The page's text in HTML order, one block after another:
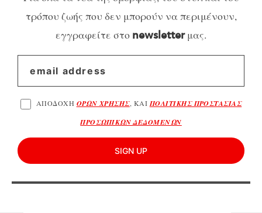
τρόπου ζωής που δεν μπορούν να περιμένουν,
εγγραφείτε στο newsletterμας.
ΑΠΟΔΟΧΗ ΟΡΩΝ ΧΡΗΣΗΣ, ΚΑΙ ΠΟΛΙΤΙΚΗΣ ΠΡΟΣΤΑΣΙΑΣ
ΠΡΟΣΩΠΙΚΩΝ ΔΕΔΟΜΕΝΩΝ
SIGN UP